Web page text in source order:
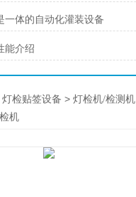
一体的自动化灌装设备
能介绍
灯检贴签设备 >灯检机/检测机
机